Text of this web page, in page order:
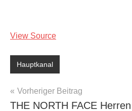
View Source
Hauptkanal
Beitragsnavigation
Vorheriger Beitrag
THE NORTH FACE